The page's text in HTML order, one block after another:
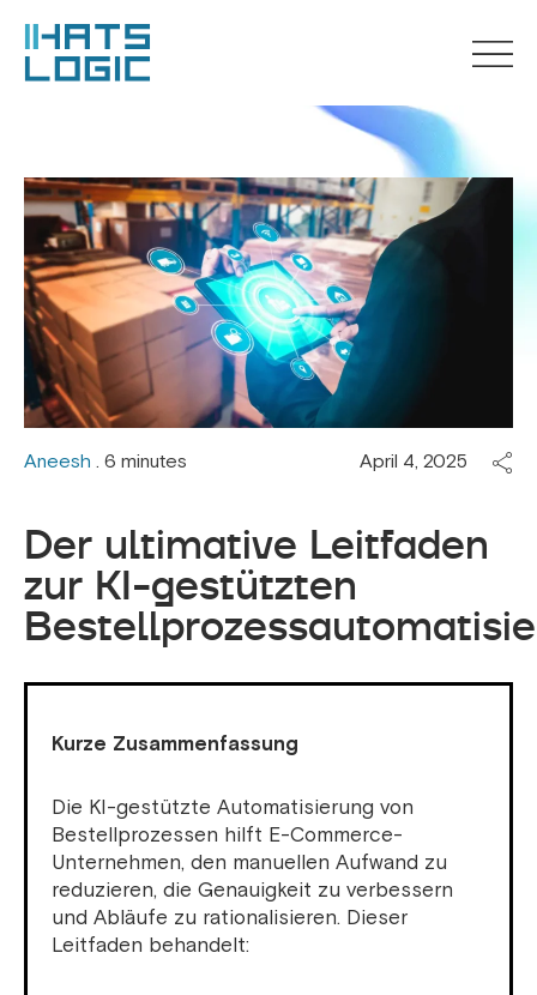
Aneesh . 6 minutes April 4, 2025
Der ultimative Leitfaden
zur KI-gestützten
Kurze Zusammenfassung
Die KI-gestützte Automatisierung von
Bestellprozessen hilft E-Commerce-
Unternehmen, den manuellen Aufwand zu
reduzieren, die Genauigkeit zu verbessern
und Abläufe zu rationalisieren. Dieser
Leitfaden behandelt: